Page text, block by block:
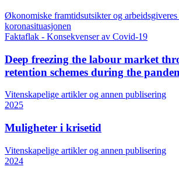
Økonomiske framtidsutsikter og
koronasituasjonen
Faktaflak - Konsekvenser av Covid-19
Deep freezing the labour market
retention schemes during the
Vitenskapelige artikler og annen publisering
2025
Muligheter i krisetid
Vitenskapelige artikler og annen publisering
2024